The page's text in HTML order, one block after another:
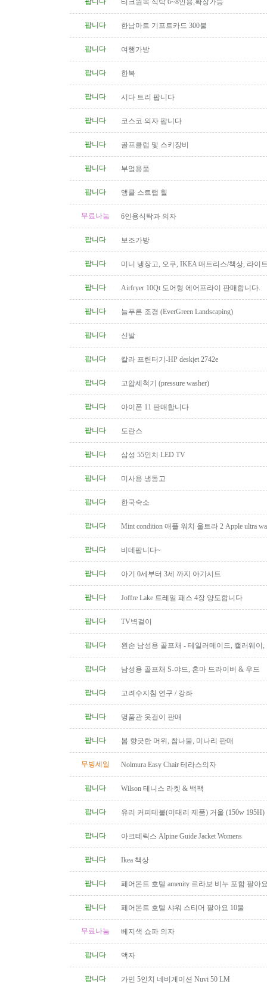
티크원목 식탁 6~8인용,확장가능
팝니다 한남마트 기프트카드 300불
팝니다 여행가방
팝니다 한복
팝니다 시다 트리 팝니다
팝니다 코스코 의자 팝니다
팝니다 골프클럽 및 스키장비
팝니다 부엌용품
팝니다 앵클 스트랩 힐
무료나눔 6인용식탁과 의자
팝니다 보조가방
팝니다 미니 냉장고, 오쿠, IKEA 매트리스/책상, 라이
팝니다 Airfryer 10Qt 도어형 에어프라이 판매합니다.
팝니다 늘푸른 조경 (EverGreen Landscaping)
팝니다 신발
팝니다 칼라 프린터기-HP deskjet 2742e
팝니다 고압세척기 (pressure washer)
팝니다 아이폰 11 판매합니다
팝니다 도란스
팝니다 삼성 55인치 LED TV
팝니다 미사용 냉동고
팝니다 한국숙소
팝니다 Mint condition 애플 워치 울트라 2 Apple ultra
팝니다 비데팝니다~
팝니다 아기 0세부터 3세 까지 아기시트
팝니다 Joffre Lake 트레일 패스 4장 양도합니다
팝니다 TV벽걸이
팝니다
왼손 남성용 골프채 - 테일러메이드, 캘러웨이,
팝니다
남성용 골프채 S-야드, 혼마 드라이버 & 우드
팝니다 고려수지침 연구 / 강좌
팝니다 명품관 옷걸이 판매
팝니다 봄 향긋한 머위, 참나물, 미나리 판매
무빙세일 Nolmura Easy Chair 테라스의자
팝니다 Wilson 테니스 라켓 & 백팩
팝니다 유리 커피테불(이태리 제품) 거울 (150w 195H)
팝니다 아크테릭스 Alpine Guide Jacket Womens
팝니다 Ikea 책상
팝니다 페어몬트 호텔 amenity 르라보 비누 포함 팔아
팝니다 페어몬트 호텔 샤워 스티머 팔아요 10불
무료나눔 베지색 쇼파 의자
팝니다 액자
팝니다 가민 5인치 네비게이션 Nuvi 50 LM